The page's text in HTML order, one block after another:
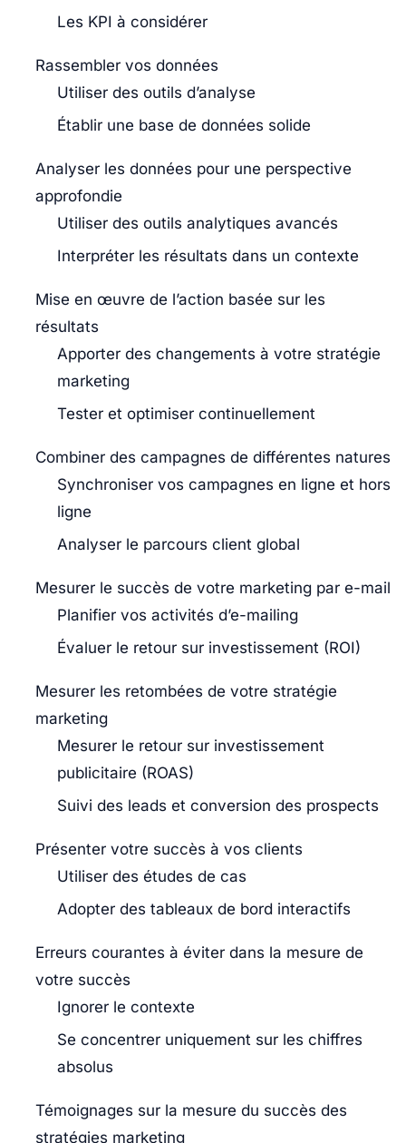
Les KPI à considérer
Rassembler vos données
Utiliser des outils d’analyse
Établir une base de données solide
Analyser les données pour une perspective
approfondie
Utiliser des outils analytiques avancés
Interpréter les résultats dans un contexte
Mise en œuvre de l’action basée sur les
résultats
Apporter des changements à votre stratégie
marketing
Tester et optimiser continuellement
Combiner des campagnes de différentes natures
Synchroniser vos campagnes en ligne et hors
ligne
Analyser le parcours client global
Mesurer le succès de votre marketing par e-mail
Planifier vos activités d’e-mailing
Évaluer le retour sur investissement (ROI)
Mesurer les retombées de votre stratégie
marketing
Mesurer le retour sur investissement
publicitaire (ROAS)
Suivi des leads et conversion des prospects
Présenter votre succès à vos clients
Utiliser des études de cas
Adopter des tableaux de bord interactifs
Erreurs courantes à éviter dans la mesure de
votre succès
Ignorer le contexte
Se concentrer uniquement sur les chiffres
absolus
Témoignages sur la mesure du succès des
stratégies marketing